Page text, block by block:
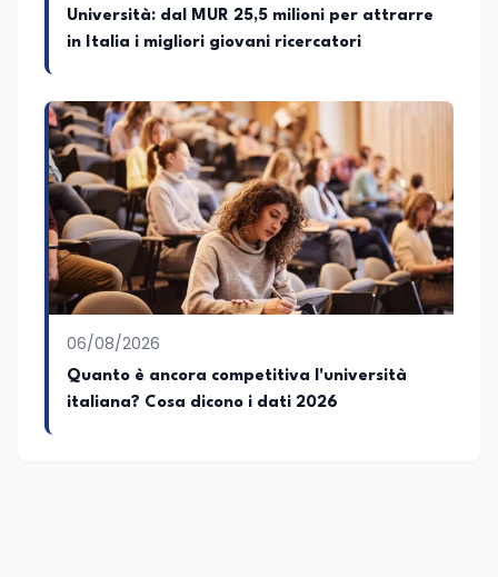
Regione Lombardia e a Buenos Aires su
temi che spaziano dalla pedagogia
Manager certificato MISE, unisce visione
strategica e competenza tecnologica
con una vocazione per il dialogo
istituzionale e la ricerca applicata.
Università: dal MUR 25,5 milioni per attrarre
in Italia i migliori giovani ricercatori
06/08/2026
Quanto è ancora competitiva l'università
italiana? Cosa dicono i dati 2026